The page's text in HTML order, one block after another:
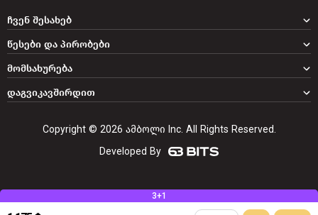
3+1
დაგვიკავშირდით
ჩვენ შესახებ
წესები და პირობები
მომსახურება
Copyright © 2026 ამბოლი Inc. All Rights Reserved.
Developed By